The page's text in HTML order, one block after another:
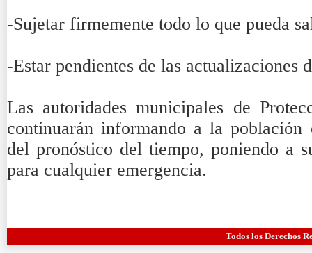
-Sujetar firmemente todo lo que pueda
-Estar pendientes de las actualizaciones
Las autoridades municipales de
continuarán informando a la
del pronóstico del tiempo, poniendo a
para cualquier emergencia.
Todos los Derechos